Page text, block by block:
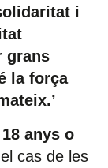
i
grans
la força
18 anys o
cas de les